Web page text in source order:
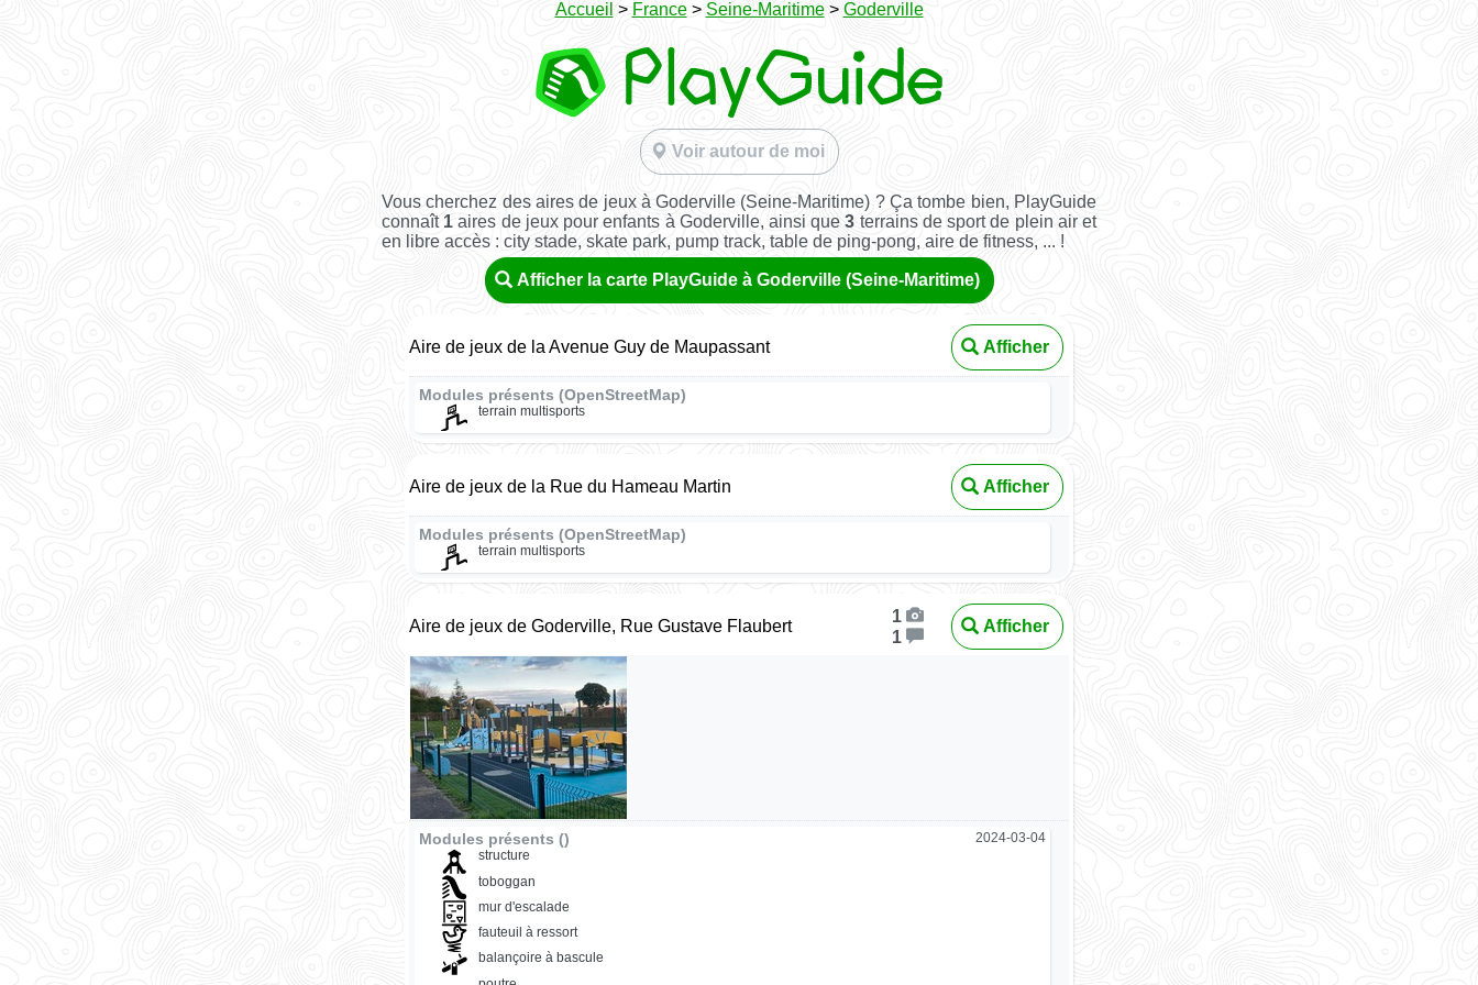
Accueil > France> Seine-Maritime> Goderville
Voir autour de moi
Vous cherchez des aires de jeux à Goderville (Seine-Maritime) ? Ça tombe bien, PlayGuide
connaît 1 aires de jeux pour enfants à Goderville, ainsi que3 terrains de sport de plein air et
en libre accès : city stade, skate park, pump track, table de ping-pong, aire de fitness, ... !
Afficher la carte PlayGuide à Goderville (Seine-Maritime)
Aire de jeux de la Avenue Guy de Maupassant Afficher
Modules présents (OpenStreetMap)
terrain multisports
Aire de jeux de la Rue du Hameau Martin Afficher
Modules présents (OpenStreetMap)
terrain multisports
Aire de jeux de Goderville, Rue Gustave Flaubert
1
1
Afficher
Modules présents () 2024-03-04
structure
toboggan
mur d'escalade
fauteuil à ressort
balançoire à bascule